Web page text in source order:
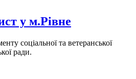
у м.Рівне
соціальної та ветеранської
ради.